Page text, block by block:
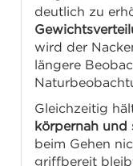
deutlich zu
wird der
längere
Gleichzeitig
körpernah und
beim Gehen
griffbereit